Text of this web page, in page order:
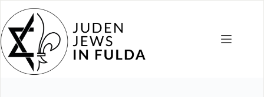
Inhalt
springen